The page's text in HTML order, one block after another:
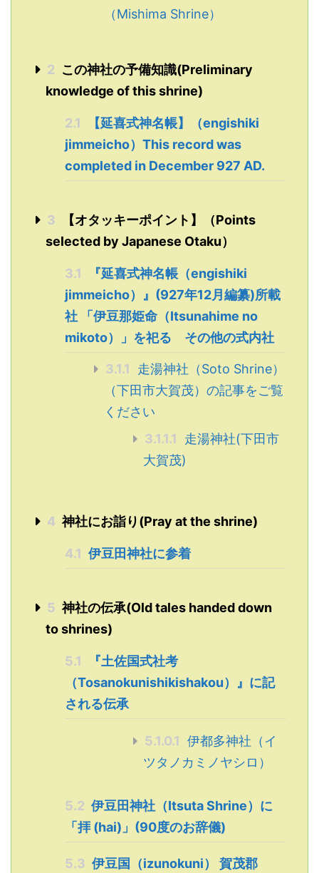
（Mishima Shrine）
2 この神社の予備知識(Preliminary
knowledge of this shrine)
2.1
【延喜式神名帳】（engishiki
jimmeicho）This record was
completed in December 927 AD.
3
【オタッキーポイント】（Points
selected by Japanese Otaku）
3.1
『延喜式神名帳（engishiki
jimmeicho）』(927年12月編纂)所載
社 「伊豆那姫命（Itsunahime no
mikoto）」を祀る その他の式内社
3.1.1
走湯神社（Soto Shrine）
（下田市大賀茂）の記事をご覧
ください
3.1.1.1
走湯神社(下田市
大賀茂)
4 神社にお詣り(Pray at the shrine)
4.1 伊豆田神社に参着
5 神社の伝承(Old tales handed down
to shrines)
5.1
『土佐国式社考
（Tosanokunishikishakou）』に記
される伝承
5.1.0.1 伊都多神社（イ
ツタノカミノヤシロ）
5.2 伊豆田神社（Itsuta Shrine）に
「拝 (hai)」(90度のお辞儀)
5.3 伊豆国（izunokuni） 賀茂郡